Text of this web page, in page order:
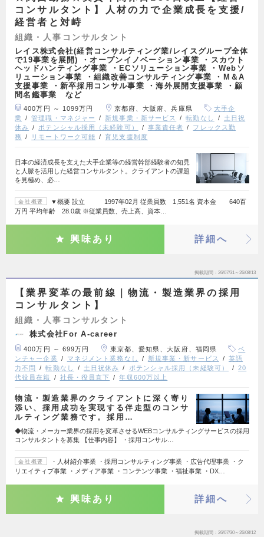
コンサルタント】人材の力で企業成長を支援/
経営者と対峙
組織・人事コンサルタント
レイス株式会社(経営コンサルティング業/レイスグループ全体
で19事業を展開) ・オープンイノベーション事業 ・スカウト
ヘッドハンティング事業 ・ECソリューション事業 ・Webソ
リューション事業 ・組織改善コンサルティング事業 ・M＆A
支援事業 ・新卒採用コンサル事業 ・海外展開支援事業 ・顧
問名鑑事業 など
400万円 ～ 1099万円 京都府、大阪府、兵庫県
大手企
業
管理職・マネジャー 新規事業・新サービス 転勤なし
土日祝
休み
ポテンシャル採用（未経験可） 事業責任者
フレックス勤
務
リモートワーク可能 育児支援制度
日本の経済成長を支えた大手企業等の経営幹部経験者の知見
と人脈を活用した経営コンサルタント。クライアントの課題
を見極め、必…
会社概要
▼概要 設立 1997年02月 従業員数 1,551名 資本金 640百
万円 平均年齢 28.0歳 ※従業員数、売上高、資本…
興味あり 詳細へ
掲載期間 26/07/31～26/08/13
【業界変革の最前線｜物流・製造業界の採用
コンサルタント】
組織・人事コンサルタント
株式会社For A-career
400万円 ～ 699万円 東京都、愛知県、大阪府、福岡県
ベ
ンチャー企業
マネジメント業務なし 新規事業・新サービス
英語
力不問
転勤なし 土日祝休み ポテンシャル採用（未経験可）
20
代役員在籍
社長・役員直下 年収600万以上
物流・製造業界のクライアントに深く寄り
添い、採用成功を実現する伴走型のコンサ
ルティング業務です。採用…
◆物流・メーカー業界の採用を変革させるWEBコンサルティングサービスの採用
コンサルタントを募集 【仕事内容】 ・採用コンサル…
会社概要
・人材紹介事業 ・採用コンサルティング事業 ・広告代理事業 ・ク
リエイティブ事業 ・メディア事業 ・コンテンツ事業 ・福祉事業 ・DX…
興味あり 詳細へ
掲載期間 26/07/30～26/08/12